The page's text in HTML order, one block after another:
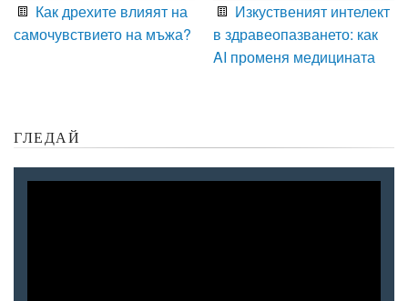
Как дрехите влияят на
самочувствието на мъжа?
Изкуственият интелект
в здравеопазването: как
AI променя медицината
ГЛЕДАЙ